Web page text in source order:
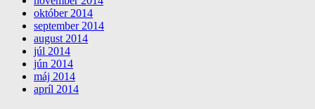
október 2014
september 2014
august 2014
júl 2014
jún 2014
máj 2014
apríl 2014